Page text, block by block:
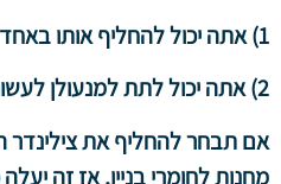
1) אתה יכול להחליף אותו באחד זהה מחנות לחומרי בניין.
2) אתה יכול לתת למנעולן לעשות זאת עבורך.
אם תבחר להחליף את